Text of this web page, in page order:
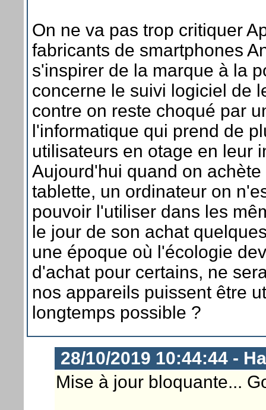
On ne va pas trop critiquer
fabricants de smartphones
s'inspirer de la marque à la
concerne le suivi logiciel de
contre on reste choqué par
l'informatique qui prend de
utilisateurs en otage en leur
Aujourd'hui quand on
tablette, un ordinateur on
pouvoir l'utiliser dans les
le jour de son achat
une époque où l'écologie
d'achat pour certains, ne
nos appareils puissent être
longtemps possible ?
28/10/2019 10:44:44 -
Mise à jour bloquante...